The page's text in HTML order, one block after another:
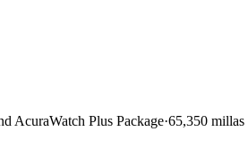
AcuraWatch Plus Package 65,350 millas